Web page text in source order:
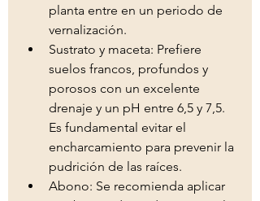
planta entre en un periodo de
vernalización.
Sustrato y maceta: Prefiere
suelos francos, profundos y
porosos con un excelente
drenaje y un pH entre 6,5 y 7,5.
Es fundamental evitar el
encharcamiento para prevenir la
pudrición de las raíces.
Abono: Se recomienda aplicar